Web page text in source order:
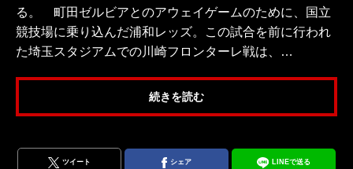
る。 町田ゼルビアとのアウェイゲームのために、国立
競技場に乗り込んだ浦和レッズ。この試合を前に行われ
た埼玉スタジアムでの川崎フロンターレ戦は、…
続きを読む
ツイート シェア LINEで送る